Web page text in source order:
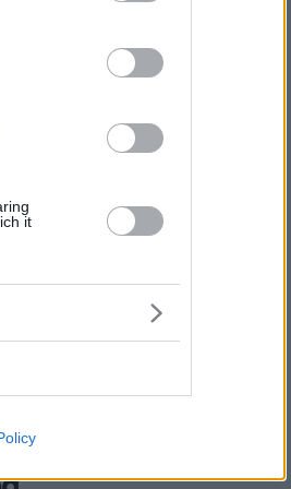
it
θα
Σίτι και